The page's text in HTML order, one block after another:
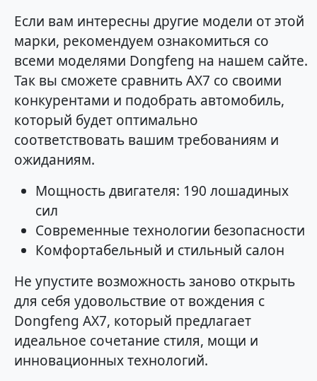
Если вам интересны другие модели от этой
марки, рекомендуем ознакомиться со
всеми моделями Dongfeng на нашем сайте.
Так вы сможете сравнить AX7 со своими
конкурентами и подобрать автомобиль,
который будет оптимально
соответствовать вашим требованиям и
ожиданиям.
Мощность двигателя: 190 лошадиных
сил
Современные технологии безопасности
Комфортабельный и стильный салон
Не упустите возможность заново открыть
для себя удовольствие от вождения с
Dongfeng AX7, который предлагает
идеальное сочетание стиля, мощи и
инновационных технологий.